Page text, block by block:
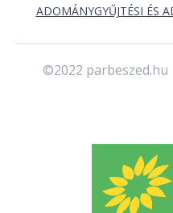
ADOMÁNYGYŰJTÉSI ÉS
©2022